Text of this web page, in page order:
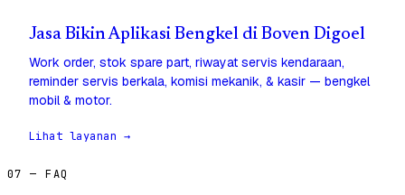
Jasa Bikin Aplikasi Bengkel di Boven Digoel
Work order, stok spare part, riwayat servis kendaraan,
reminder servis berkala, komisi mekanik, & kasir — bengkel
mobil & motor.
Lihat layanan →
07 — FAQ